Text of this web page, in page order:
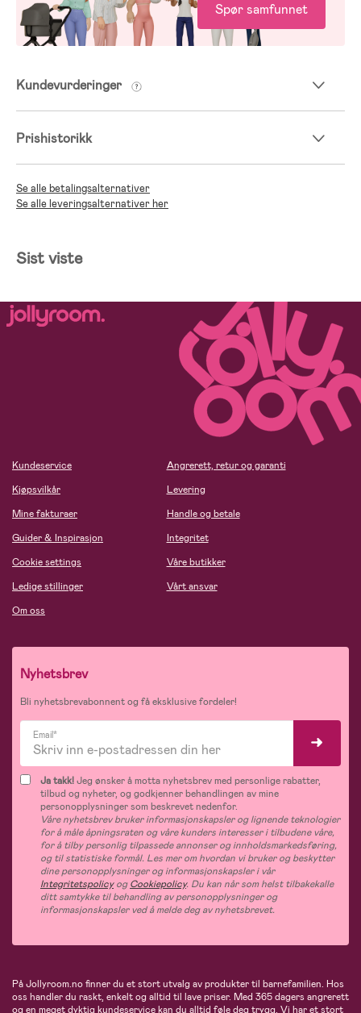
Spør samfunnet
Kundevurderinger
Prishistorikk
Se alle betalingsalternativer
Se alle leveringsalternativer her
Sist viste
Kundeservice
Kjøpsvilkår
Mine fakturaer
Guider & Inspirasjon
Cookie settings
Ledige stillinger
Om oss
Angrerett, retur og garanti
Levering
Handle og betale
Integritet
Våre butikker
Vårt ansvar
Nyhetsbrev
Bli nyhetsbrevabonnent og få eksklusive fordeler!
Email*
Ja takk!Jeg ønsker å motta nyhetsbrev med personlige rabatter,
tilbud og nyheter, og godkjenner behandlingen av mine
personopplysninger som beskrevet nedenfor.
Våre nyhetsbrev bruker informasjonskapsler og lignende teknologier
for å måle åpningsraten og våre kunders interesser i tilbudene våre,
for å tilby personlig tilpassede annonser og innholdsmarkedsføring,
og til statistiske formål. Les mer om hvordan vi bruker og beskytter
dine personopplysninger og informasjonskapsler i vår
IntegritetspolicyogCookiepolicy. Du kan når som helst tilbakekalle
ditt samtykke til behandling av personopplysninger og
informasjonskapsler ved å melde deg av nyhetsbrevet.
På Jollyroom.no finner du et stort utvalg av produkter til barnefamilien. Hos
oss handler du raskt, enkelt og alltid til lave priser. Med 365 dagers angrerett
og en meget dyktig kundeservice kan du alltid føle deg trygg. Vi har et stort